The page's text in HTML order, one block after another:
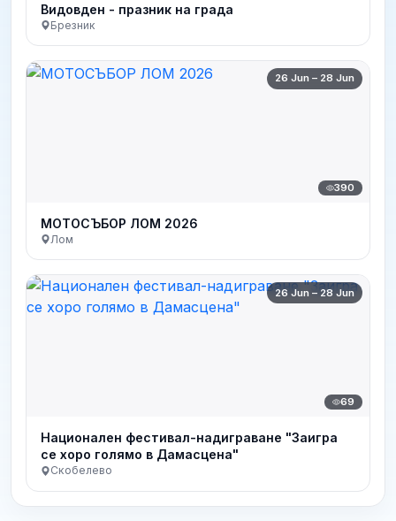
Видовден - празник на града
Брезник
26 Jun – 28 Jun
390
МОТОСЪБОР ЛОМ 2026
Лом
26 Jun – 28 Jun
69
Национален фестивал-надиграване "Заигра
се хоро голямо в Дамасцена"
Скобелево